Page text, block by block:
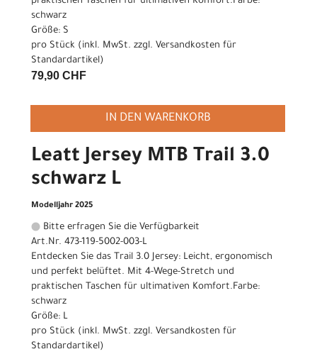
schwarz
Größe: S
pro Stück (inkl. MwSt. zzgl. Versandkosten für
Standardartikel)
79,90 CHF
IN DEN WARENKORB
Leatt Jersey MTB Trail 3.0
schwarz L
Modelljahr 2025
Bitte erfragen Sie die Verfügbarkeit
Art.Nr. 473-119-5002-003-L
Entdecken Sie das Trail 3.0 Jersey: Leicht, ergonomisch
und perfekt belüftet. Mit 4-Wege-Stretch und
praktischen Taschen für ultimativen Komfort.Farbe:
schwarz
Größe: L
pro Stück (inkl. MwSt. zzgl. Versandkosten für
Standardartikel)